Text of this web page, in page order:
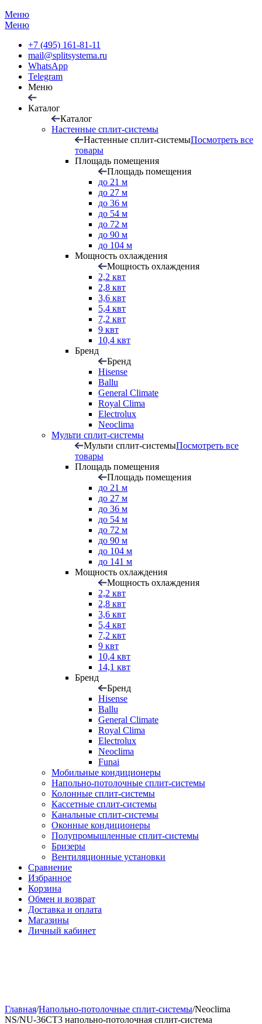
Меню
Меню
+7 (495) 161-81-11
mail@splitsystema.ru
WhatsApp
Telegram
Меню
Каталог
Каталог
Настенные сплит-системы
Настенные сплит-системыПосмотреть все
товары
Площадь помещения
Площадь помещения
до 21 м
до 27 м
до 36 м
до 54 м
до 72 м
до 90 м
до 104 м
Мощность охлаждения
Мощность охлаждения
2,2 квт
2,8 квт
3,6 квт
5,4 квт
7,2 квт
9 квт
10,4 квт
Бренд
Бренд
Hisense
Ballu
General Climate
Royal Clima
Electrolux
Neoclima
Мульти сплит-системы
Мульти сплит-системыПосмотреть все
товары
Площадь помещения
Площадь помещения
до 21 м
до 27 м
до 36 м
до 54 м
до 72 м
до 90 м
до 104 м
до 141 м
Мощность охлаждения
Мощность охлаждения
2,2 квт
2,8 квт
3,6 квт
5,4 квт
7,2 квт
9 квт
10,4 квт
14,1 квт
Бренд
Бренд
Hisense
Ballu
General Climate
Royal Clima
Electrolux
Neoclima
Funai
Мобильные кондиционеры
Напольно-потолоч​ные ​сплит-системы
Колонные ​​сплит-системы
Кассетные сплит-системы
Канальные сплит-системы
Оконные кондиционеры
Полупромышленные сплит-системы
Бризеры
Вентиляционные установки
Сравнение
Избранное
Корзина
Обмен и возврат
Доставка и оплата
Магазины
Личный кабинет
Главная/Напольно-потолоч​ные сплит-системы/Neoclima
NS/NU-36CT3 напольно-потолочная сплит-система